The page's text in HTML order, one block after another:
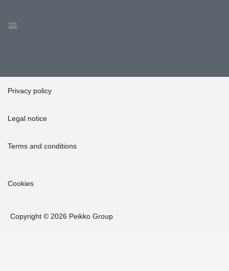
Privacy policy
Legal notice
Terms and conditions
Cookies
Copyright © 2026 Peikko Group